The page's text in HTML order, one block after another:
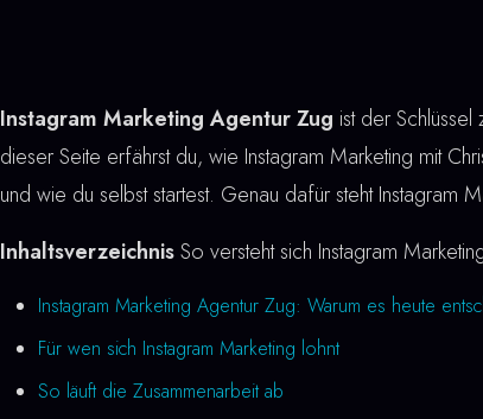
Instagram Marketing Agentur Zug ist der
dieser Seite erfährst du, wie Instagram Marketing mit
und wie du selbst startest. Genau dafür steht Instagram
InhaltsverzeichnisSo versteht sich Instagram
Instagram Marketing Agentur Zug: Warum es heute
Für wen sich Instagram Marketing lohnt
So läuft die Zusammenarbeit ab